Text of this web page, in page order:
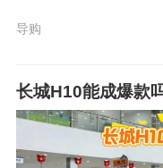
导购
长城H10能成爆款